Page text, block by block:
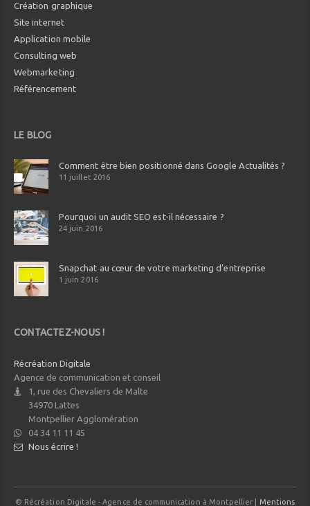
Création graphique
Site internet
Application mobile
Consulting web
Webmarketing
Référencement
LE BLOG
Comment être bien positionné dans Google Actualités ?
11 juillet 2016
Pourquoi un audit SEO est-il nécessaire ?
24 juin 2016
Snapchat au cœur de votre marketing d’entreprise
1 juin 2016
CONTACTEZ-NOUS !
Récréation Digitale
Agence de communication et conseil
1, rue des Chevaliers de Malte
34970 Lattes
Montpellier Agglomération
04 34 11 11 45
Nous écrire !
© Récréation Digitale - Agence de communication à Montpellier | Mentions